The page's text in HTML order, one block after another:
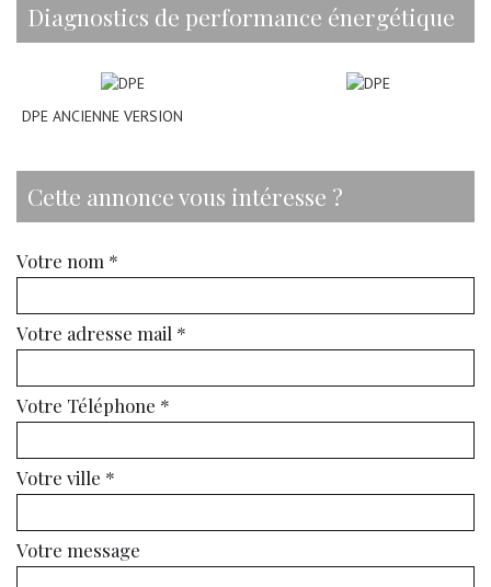
diagnostics de performance énergétique
DPE ANCIENNE VERSION
cette annonce vous intéresse ?
Votre nom *
Votre adresse mail *
Votre Téléphone *
Votre ville *
Votre message